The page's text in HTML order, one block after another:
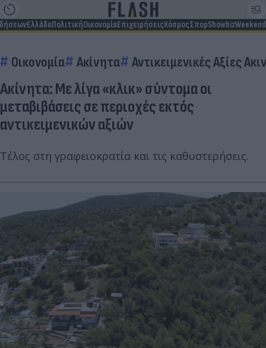
ΕλλάδαΠολιτικήΟικονομίαΕπιχειρήσειςΚόσμοςΣπορShowbizWeekend
Οικονομία Ακίνητα Αντικειμενικές Αξίες
Ακίνητα: Με λίγα «κλικ» σύντομα οι
μεταβιβάσεις σε περιοχές εκτός
αντικειμενικών αξιών
Τέλος στη γραφειοκρατία και τις καθυστερήσεις.